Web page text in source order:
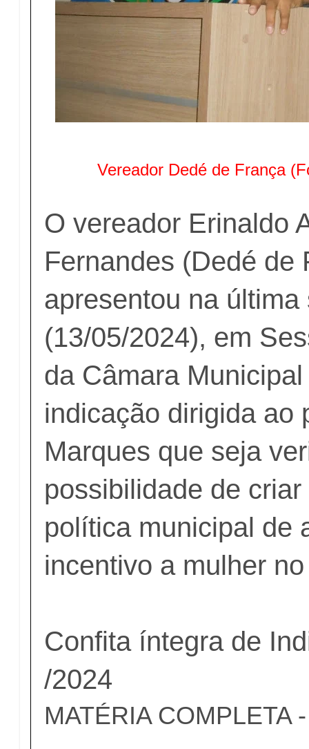
Vereador Dedé de França
O vereador Erinaldo
Fernandes (Dedé de
apresentou na
(13/05/2024), em
da Câmara
indicação dirigida ao
Marques que seja
possibilidade de
política municipal de
incentivo a mulher
Confita íntegra de
/2024
MATÉRIA COMPLETA